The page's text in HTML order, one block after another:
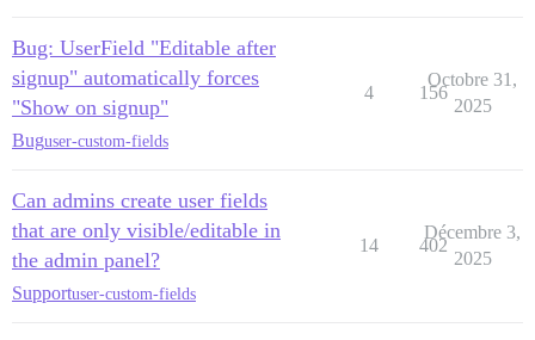
Bug: UserField "Editable after
signup" automatically forces
"Show on signup"
Buguser-custom-fields
4 156
Octobre 31,
2025
Can admins create user fields
that are only visible/editable in
the admin panel?
Supportuser-custom-fields
14 402
Décembre 3,
2025